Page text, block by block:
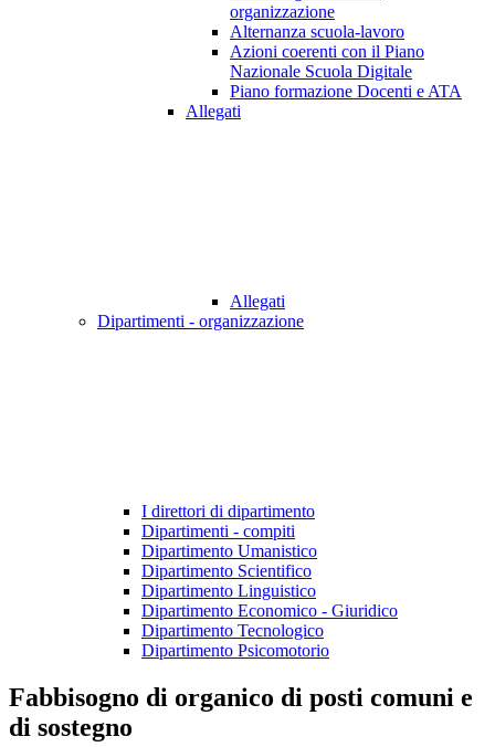
organizzazione
Alternanza scuola-lavoro
Azioni coerenti con il Piano
Nazionale Scuola Digitale
Piano formazione Docenti e ATA
Allegati
Allegati
Dipartimenti - organizzazione
I direttori di dipartimento
Dipartimenti - compiti
Dipartimento Umanistico
Dipartimento Scientifico
Dipartimento Linguistico
Dipartimento Economico - Giuridico
Dipartimento Tecnologico
Dipartimento Psicomotorio
Fabbisogno di organico di posti comuni e
di sostegno